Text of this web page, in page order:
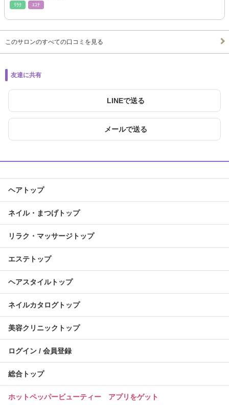
ﾘﾗｸ ｴｽﾃ
このサロンのすべての口コミを見る
友達に共有
LINEで送る
メールで送る
ヘアトップ
ネイル・まつげトップ
リラク・マッサージトップ
エステトップ
ヘアスタイルトップ
ネイルカタログトップ
美容クリニックトップ
ログイン / 会員登録
総合トップ
ホットペッパービューティー アプリをゲット